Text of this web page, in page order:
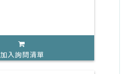
加入詢問清單